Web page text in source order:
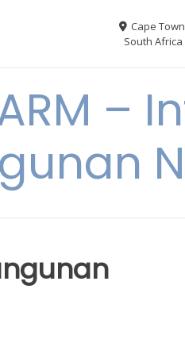
Cape Town,
South Africa
–